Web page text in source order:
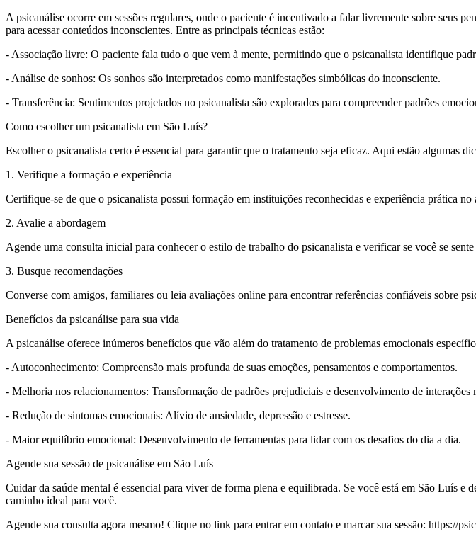
A psicanálise ocorre em sessões regulares, onde o paciente é incentivado a falar livremente sobre seus
para acessar conteúdos inconscientes. Entre as principais técnicas estão:
- Associação livre: O paciente fala tudo o que vem à mente, permitindo que o psicanalista identifique
- Análise de sonhos: Os sonhos são interpretados como manifestações simbólicas do inconsciente.
- Transferência: Sentimentos projetados no psicanalista são explorados para compreender padrões
Como escolher um psicanalista em São Luís?
Escolher o psicanalista certo é essencial para garantir que o tratamento seja eficaz. Aqui estão algumas
1. Verifique a formação e experiência
Certifique-se de que o psicanalista possui formação em instituições reconhecidas e experiência prática no
2. Avalie a abordagem
Agende uma consulta inicial para conhecer o estilo de trabalho do psicanalista e verificar se você se
3. Busque recomendações
Converse com amigos, familiares ou leia avaliações online para encontrar referências confiáveis sobre
Benefícios da psicanálise para sua vida
A psicanálise oferece inúmeros benefícios que vão além do tratamento de problemas emocionais
- Autoconhecimento: Compreensão mais profunda de suas emoções, pensamentos e comportamentos.
- Melhoria nos relacionamentos: Transformação de padrões prejudiciais e desenvolvimento de interações
- Redução de sintomas emocionais: Alívio de ansiedade, depressão e estresse.
- Maior equilíbrio emocional: Desenvolvimento de ferramentas para lidar com os desafios do dia a dia.
Agende sua sessão de psicanálise em São Luís
Cuidar da saúde mental é essencial para viver de forma plena e equilibrada. Se você está em São Luís
caminho ideal para você.
Agende sua consulta agora mesmo! Clique no link para entrar em contato e marcar sua sessão: https://